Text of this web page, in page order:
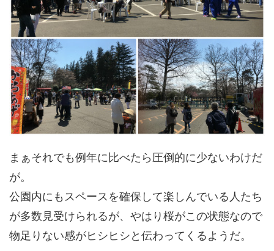
まぁそれでも例年に比べたら圧倒的に少ないわけだ
が。
公園内にもスペースを確保して楽しんでいる人たち
が多数見受けられるが、やはり桜がこの状態なので
物足りない感がヒシヒシと伝わってくるようだ。